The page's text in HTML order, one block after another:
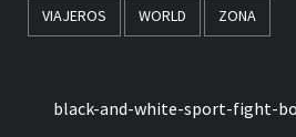
VIAJEROS WORLD ZONA
black-and-white-sport-fight-